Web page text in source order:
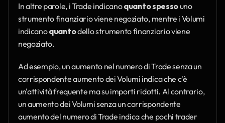
In altre parole, i Trade indicano quanto spesso uno
strumento finanziario viene negoziato, mentre i Volumi
indicano quanto dello strumento finanziario viene
negoziato.
Ad esempio, un aumento nel numero di Trade senza un
corrispondente aumento dei Volumi indica che c'è
un'attività frequente ma su importi ridotti. Al contrario,
un aumento dei Volumi senza un corrispondente
aumento del numero di Trade indica che pochi trader